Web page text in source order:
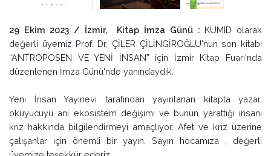
29 Ekim 2023 / İzmir, Kitap İmza Günü : KUMID olarak
değerli üyemiz Prof. Dr. ÇİLER ÇİLİNGİROĞLU'nun son kitabı
“ANTROPOSEN VE YENİ İNSAN” için İzmir Kitap Fuarı'nda
düzenlenen İmza Günü'nde yanındaydık.
Yeni İnsan Yayınevi tarafından yayınlanan kitapta yazar,
okuyucuyu ani ekosistem değişimi ve bunun yarattığı insani
kriz hakkında bilgilendirmeyi amaçlıyor. Afet ve kriz üzerine
çalışanlar için önemli bir yayın. Sayın hocamıza , değerli